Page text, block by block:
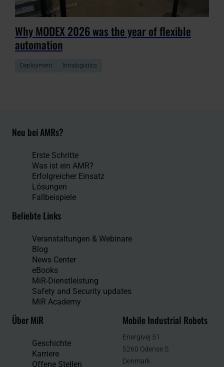
Why MODEX 2026 was the year of flexible
automation
Deployment Intralogistics
Neu bei AMRs?
Erste Schritte
Was ist ein AMR?
Erfolgreicher Einsatz
Lösungen
Fallbeispiele
Beliebte Links
Veranstaltungen & Webinare
Blog
News Center
eBooks
MiR-Dienstleistung
Safety and Security updates
MiR Academy
Über MiR
Geschichte
Karriere
Offene Stellen
Mobile Industrial Robots
Energivej 51
5260 Odense S
Denmark